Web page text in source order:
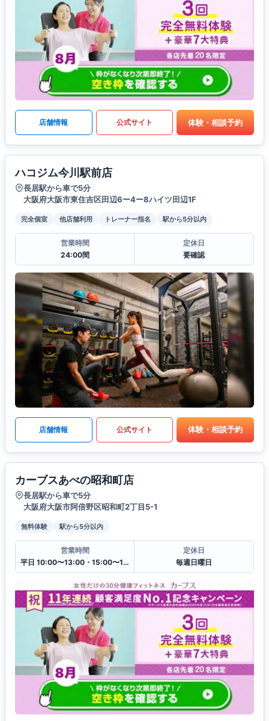
店舗情報 公式サイト 体験・相談予約
ハコジム今川駅前店
長居駅から車で5分
大阪府大阪市東住吉区田辺6ー4ー8ハイツ田辺1F
完全個室 他店舗利用 トレーナー指名 駅から5分以内
営業時間
24:00間
定休日
要確認
店舗情報 公式サイト 体験・相談予約
カーブスあべの昭和町店
長居駅から車で5分
大阪府大阪市阿倍野区昭和町2丁目5-1
無料体験 駅から5分以内
営業時間
平日 10:00〜13:00・15:00〜19:00
定休日
毎週日曜日